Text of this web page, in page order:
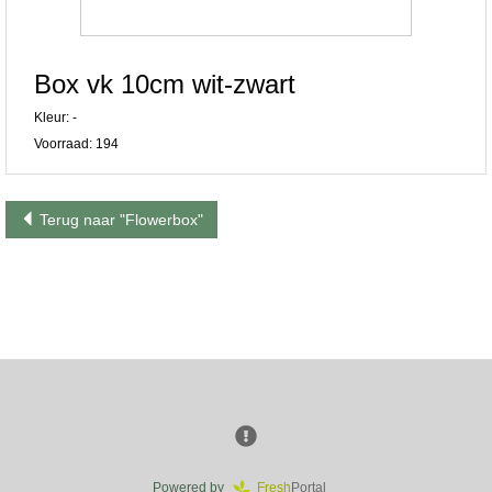
Box vk 10cm wit-zwart
Kleur: -
Voorraad: 194
Terug naar "Flowerbox"
Powered by Fresh Portal